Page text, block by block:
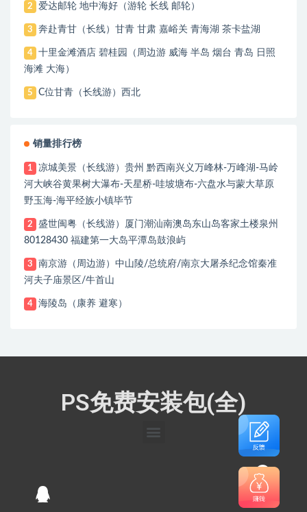
2 爱达邮轮 地中海好（游轮 长线 邮轮）
3 奔赴青甘（长线）甘青 甘肃 嘉峪关 青海湖 茶卡盐湖
4
十里金滩酒店 碧桂园（周边游 威海 半岛 烟台 青岛 日照
海滩 大海）
5 C位甘青（长线游）西北
销量排行榜
1
凉城美景（长线游）贵州 黔西南兴义万峰林-万峰湖-马岭
河大峡谷黄果树大瀑布-天星桥-哇坡塘布-六盘水与蒙大草原
野玉海-海平经族小镇毕节
2
盛世闽粤（长线游）厦门潮汕南澳岛东山岛客家土楼泉州
80128430 福建第一大岛平潭岛鼓浪屿
3
南京游（周边游）中山陵/总统府/南京大屠杀纪念馆秦准
河夫子庙景区/牛首山
4 海陵岛（康养 避寒）
PS免费安装包(全)